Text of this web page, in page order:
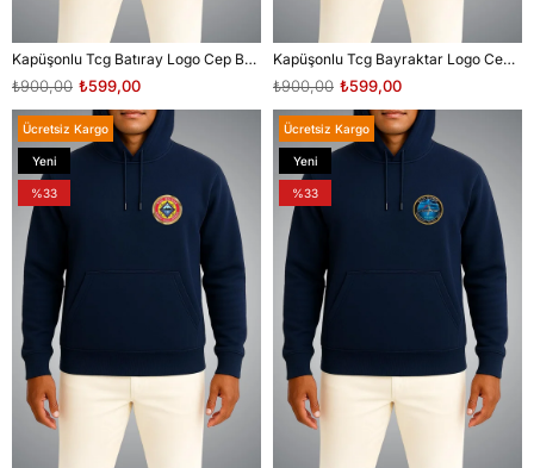
Kapüşonlu Tcg Batıray Logo Cep Baskılı Unisex Sweatshirt
₺599,00
₺900,00
Kapüşonlu Tcg Bayraktar Logo Cep Baskılı Unisex Sweatshirt
₺599,00
₺900,00
Ücretsiz Kargo
Yeni
Ürün
%33
Ücretsiz Kargo
Yeni
Ürün
%33